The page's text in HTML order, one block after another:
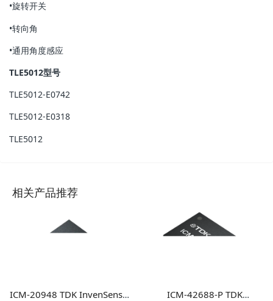
•旋转开关
•转向角
•通用角度感应
TLE5012型号
TLE5012-E0742
TLE5012-E0318
TLE5012
相关产品推荐
ICM-20948 TDK InvenSense
ICM-42688-P TDK